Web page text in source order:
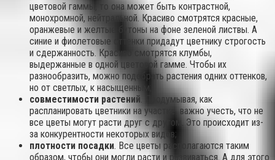
цветовой гаммы, то она может быть контрастной,
монохромной, нейтральной. Красиво смотрятся красные,
оранжевые и желтые бутоны на фоне зеленой листвы. А
синие и фиолетовые оттенки придадут цветнику строгость
и сдержанность. Красиво смотрятся клумбы,
выдержанные в одной цветовой гамме. Чтобы их
разнообразить, можно подобрать растения одних оттенков,
но от светлых, к насыщенным;
совместимости растений. Продумывая, как
распланировать цветники на участке, важно учесть, что не
все цветы могут расти друг с другом. Это происходит из-
за конкурентности некоторых видов;
плотности посадки. Все цветы располагаются таким
образом, чтобы они могли расти и развиваться. А для этого